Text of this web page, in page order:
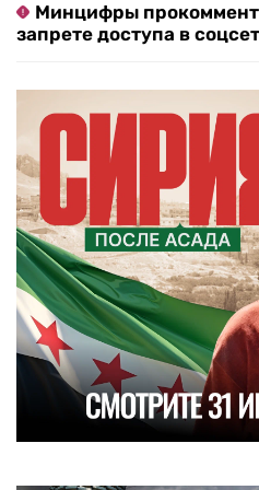
Минцифры
запрете доступа в